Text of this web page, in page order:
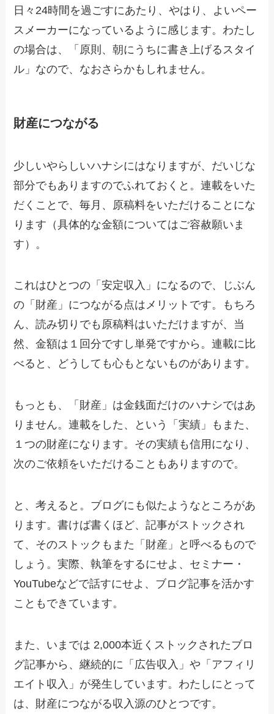
日々24時間を過ごすにあたり、やはり、よいペー
スメーカーになっているように感じます。わたし
の場合は、「原則、朝にうちに書き上げるスタイ
ル」なので、なおさらかもしれません。
財産につながる
少しいやらしいハナシにはなりますが、だいじな
部分でもありますのでふれておくと。連載をいた
だくことで、毎月、原稿料をいただけることにな
ります（具体的な金額についてはご容赦願いま
す）。
これはひとつの「安定収入」になるので、じぶん
の「財産」につながる点はメリットです。もちろ
ん、読み切りでも原稿料はいただけますが、当
然、金額は１回分ですし単発ですから。連載に比
べると、どうしても心もとないものがあります。
もっとも、「財産」は金銭面だけのハナシではあ
りません。連載をした、という「実績」もまた、
１つの財産になります。その実績も信用になり、
次のご依頼をいただけることもありますので。
と、考えると。ブログにも似たようなところがあ
ります。書けば書くほど、記事がストックされ
て、そのストックもまた「財産」と呼べるもので
しょう。実際、執筆をするにせよ、セミナー・
YouTubeなどで話すにせよ、ブログ記事を活かす
こともできています。
また、いまでは 2,000本近くストックされたブロ
グ記事から、継続的に「広告収入」や「アフィリ
エイト収入」が発生しています。わたしにとって
は、財産につながる収入源のひとつです。